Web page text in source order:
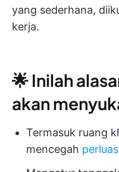
yang sederhana,
kerja.
🌟 Inilah
akan
Termasuk ruang
mencegah